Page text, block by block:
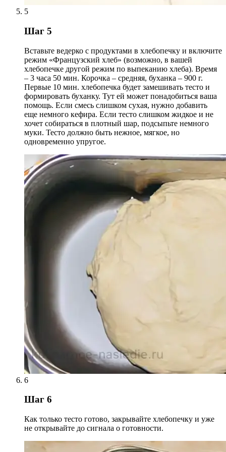
5
Шаг 5
Вставьте ведерко с продуктами в хлебопечку и включите
режим «Французский хлеб» (возможно, в вашей
хлебопечке другой режим по выпеканию хлеба). Время
– 3 часа 50 мин. Корочка – средняя, буханка – 900 г.
Первые 10 мин. хлебопечка будет замешивать тесто и
формировать буханку. Тут ей может понадобиться ваша
помощь. Если смесь слишком сухая, нужно добавить
еще немного кефира. Если тесто слишком жидкое и не
хочет собираться в плотный шар, подсыпьте немного
муки. Тесто должно быть нежное, мягкое, но
одновременно упругое.
6
Шаг 6
Как только тесто готово, закрывайте хлебопечку и уже
не открывайте до сигнала о готовности.